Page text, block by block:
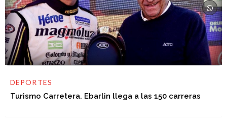
DEPORTES
Turismo Carretera. Ebarlin llega a las 150 carreras